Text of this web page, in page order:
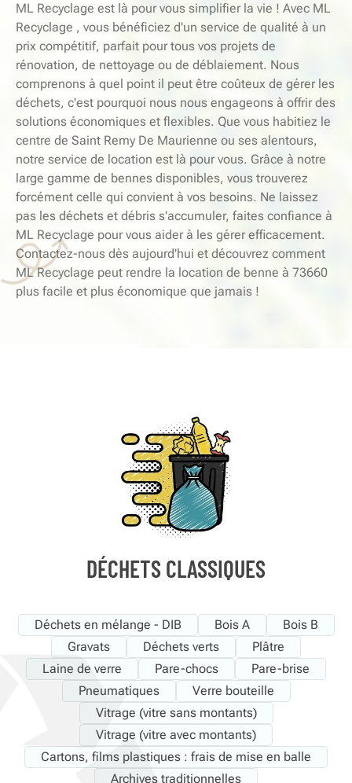
ML Recyclage est là pour vous simplifier la vie ! Avec ML
Recyclage , vous bénéficiez d'un service de qualité à un
prix compétitif, parfait pour tous vos projets de
rénovation, de nettoyage ou de déblaiement. Nous
comprenons à quel point il peut être coûteux de gérer les
déchets, c'est pourquoi nous nous engageons à offrir des
solutions économiques et flexibles. Que vous habitiez le
centre de Saint Remy De Maurienne ou ses alentours,
notre service de location est là pour vous. Grâce à notre
large gamme de bennes disponibles, vous trouverez
forcément celle qui convient à vos besoins. Ne laissez
pas les déchets et débris s'accumuler, faites confiance à
ML Recyclage pour vous aider à les gérer efficacement.
Contactez-nous dès aujourd'hui et découvrez comment
ML Recyclage peut rendre la location de benne à 73660
plus facile et plus économique que jamais !
DÉCHETS CLASSIQUES
Déchets en mélange - DIB Bois A
Bois B
Gravats
Déchets verts
Plâtre
Laine de verre
Pare-chocs
Pare-brise
Pneumatiques
Verre bouteille
Vitrage (vitre sans montants)
Vitrage (vitre avec montants)
Cartons, films plastiques : frais de mise en balle
Archives traditionnelles